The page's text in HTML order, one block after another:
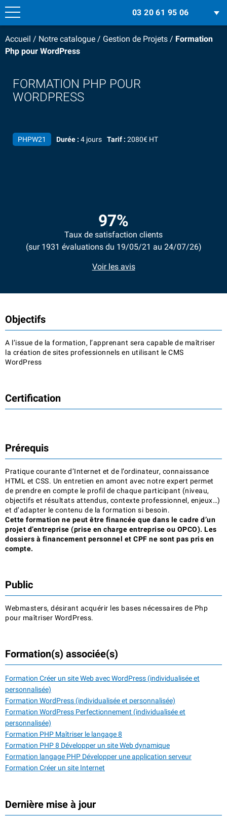
03 20 61 95 06
Accueil / Notre catalogue / Gestion de Projets / Formation
Php pour WordPress
FORMATION PHP POUR
WORDPRESS
PHPW21 Durée : 4 jours Tarif : 2080€ HT
97%
Taux de satisfaction clients
(sur 1931 évaluations du 19/05/21 au 24/07/26)
Voir les avis
Objectifs
A l’issue de la formation, l’apprenant sera capable de maîtriser
la création de sites professionnels en utilisant le CMS
WordPress
Certification
Prérequis
Pratique courante d’Internet et de l’ordinateur, connaissance
HTML et CSS. Un entretien en amont avec notre expert permet
de prendre en compte le profil de chaque participant (niveau,
objectifs et résultats attendus, contexte professionnel, enjeux…)
et d’adapter le contenu de la formation si besoin.
Cette formation ne peut être financée que dans le cadre d’un
projet d’entreprise (prise en charge entreprise ou OPCO). Les
dossiers à financement personnel et CPF ne sont pas pris en
compte.
Public
Webmasters, désirant acquérir les bases nécessaires de Php
pour maîtriser WordPress.
Formation(s) associée(s)
Formation Créer un site Web avec WordPress (individualisée et
personnalisée)
Formation WordPress (individualisée et personnalisée)
Formation WordPress Perfectionnement (individualisée et
personnalisée)
Formation PHP Maîtriser le langage 8
Formation PHP 8 Développer un site Web dynamique
Formation langage PHP Développer une application serveur
Formation Créer un site Internet
Dernière mise à jour